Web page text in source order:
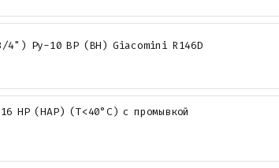
4") Ру-10 ВР (ВН) Giacomini R146D
НР (НАР) (Т<40°С) с промывкой